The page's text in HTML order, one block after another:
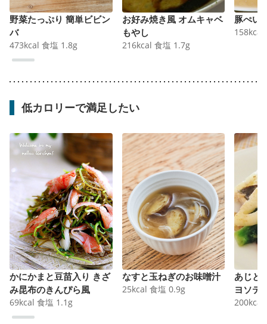
野菜たっぷり 簡単ビビン
バ
473kcal 食塩 1.8g
お好み焼き風 オムキャベ
もやし
216kcal 食塩 1.7g
豚ぺい
158kcal
低カロリーで満足したい
かにかまと豆苗入り きざ
み昆布のきんぴら風
69kcal 食塩 1.1 g
なすと玉ねぎのお味噌汁
25kcal 食塩 0.9g
あじと
ヨソテ
200kcal